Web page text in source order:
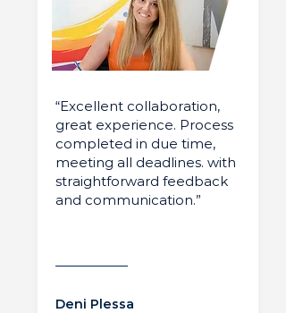
“Excellent collaboration,
great experience. Process
completed in due time,
meeting all deadlines. with
straightforward feedback
and communication.”
Deni Plessa